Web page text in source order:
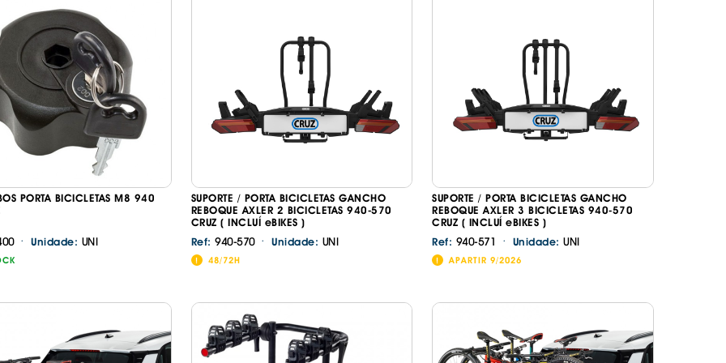
e BALASTROS
CARROS
BORRACHA
. LUVAS
. MACACOS E PREGUIÇAS
. MANUTENÇÃO
. REPARAÇÃO FURO PNEUS
PORTA BICICLETAS M8 940
· Unidade: UNI
SUPORTE / PORTA BICICLETAS GANCHO
REBOQUE AXLER 2 BICICLETAS 940-570
CRUZ ( INCLUÍ eBIKES )
Ref:940-570 · Unidade: UNI
48/72H
SUPORTE / PORTA BICICLETAS GANCHO
REBOQUE AXLER 3 BICICLETAS 940-570
CRUZ ( INCLUÍ eBIKES )
Ref: 940-571 · Unidade:UNI
APARTIR 9/2026